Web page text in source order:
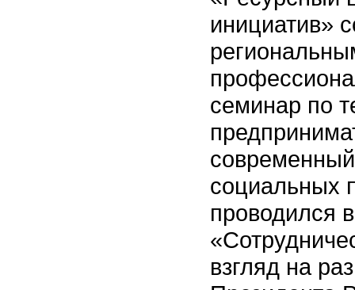
инициатив»
семинар по
социальных
взгляд на